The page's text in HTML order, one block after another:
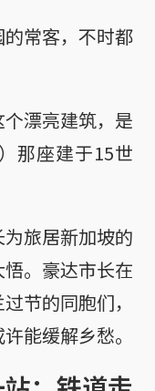
常客，不时都
漂亮建筑，是
那座建于15世
旅居新加坡的
。豪达市长在
节的同胞们，
能缓解乡愁。